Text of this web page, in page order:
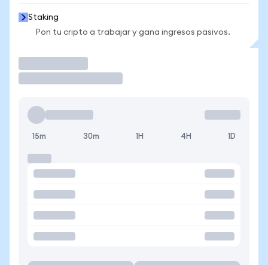
Staking
Pon tu cripto a trabajar y gana ingresos pasivos.
15m 30m 1H 4H 1D